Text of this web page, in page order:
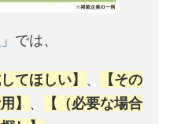
」では、
てほしい】 、
【その
】 、
【（必要な場合